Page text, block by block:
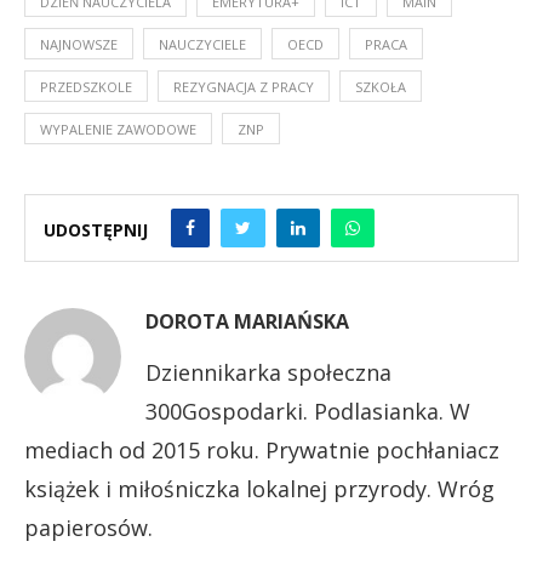
NAJNOWSZE NAUCZYCIELE OECD PRACA
PRZEDSZKOLE REZYGNACJA Z PRACY SZKOŁA
WYPALENIE ZAWODOWE ZNP
UDOSTĘPNIJ
DOROTA MARIAŃSKA
Dziennikarka społeczna
300Gospodarki. Podlasianka. W
mediach od 2015 roku. Prywatnie pochłaniacz
książek i miłośniczka lokalnej przyrody. Wróg
papierosów.